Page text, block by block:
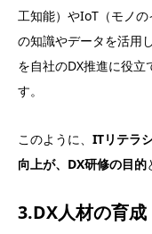
工知能）やIoT（モノ
の知識やデータを活用
を自社のDX推進に役立
す。
このように、 ITリテラ
向上が、DX研修の目的
3.DX人材の育